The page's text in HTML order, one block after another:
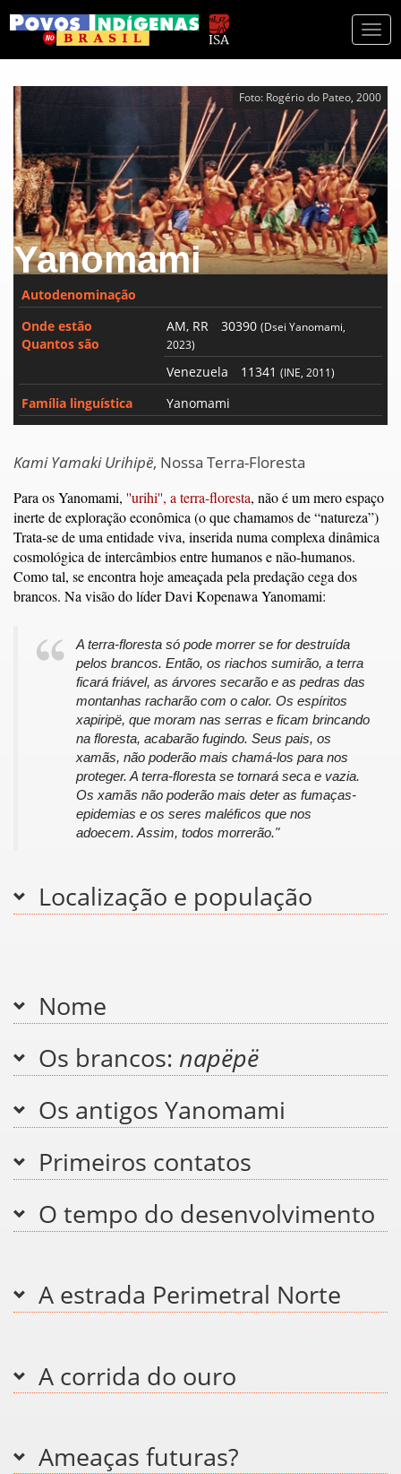
Foto: Rogério do Pateo, 2000
Yanomami
Autodenominação
Onde estão
Quantos são
AM, RR 30390(Dsei Yanomami,
2023)
Venezuela 11341(INE, 2011)
Família linguística Yanomami
Kami Yamaki Urihipë, Nossa Terra-Floresta
Para os Yanomami, ''urihi'', a terra-floresta, não é um mero espaço
inerte de exploração econômica (o que chamamos de “natureza”)
Trata-se de uma entidade viva, inserida numa complexa dinâmica
cosmológica de intercâmbios entre humanos e não-humanos.
Como tal, se encontra hoje ameaçada pela predação cega dos
brancos. Na visão do líder Davi Kopenawa Yanomami:
A terra-floresta só pode morrer se for destruída
pelos brancos. Então, os riachos sumirão, a terra
ficará friável, as árvores secarão e as pedras das
montanhas racharão com o calor. Os espíritos
xapiripë, que moram nas serras e ficam brincando
na floresta, acabarão fugindo. Seus pais, os
xamãs, não poderão mais chamá-los para nos
proteger. A terra-floresta se tornará seca e vazia.
Os xamãs não poderão mais deter as fumaças-
epidemias e os seres maléficos que nos
adoecem. Assim, todos morrerão."
Localização e população
Nome
Os brancos: napëpë
Os antigos Yanomami
Primeiros contatos
O tempo do desenvolvimento
A estrada Perimetral Norte
A corrida do ouro
Ameaças futuras?